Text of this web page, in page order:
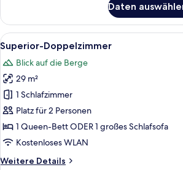
Daten
Alle
Fotos
für
Superior-
Doppelzimmer
anzeigen
Ein
5
Superior-Doppelzimmer
Blick auf die Berge
29 m²
1 Schlafzimmer
Platz für 2 Personen
1 Queen-Bett ODER 1 großes Schlafsofa
Kostenloses WLAN
Weitere Details
Weitere